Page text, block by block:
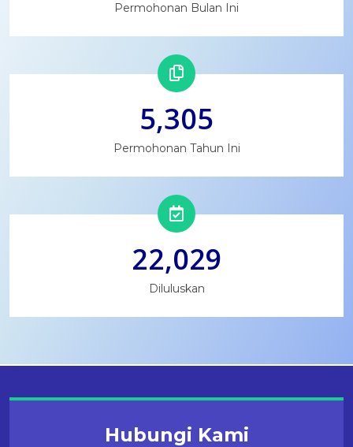
Permohonan Bulan Ini
5,305
Permohonan Tahun Ini
22,029
Diluluskan
Hubungi Kami